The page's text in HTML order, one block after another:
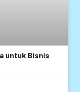
untuk Bisnis